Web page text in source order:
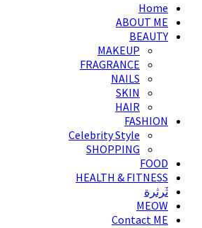
Home
ABOUT ME
BEAUTY
MAKEUP
FRAGRANCE
NAILS
SKIN
HAIR
FASHION
Celebrity Style
SHOPPING
FOOD
HEALTH & FITNESS
ثَرثرة
MEOW
Contact ME